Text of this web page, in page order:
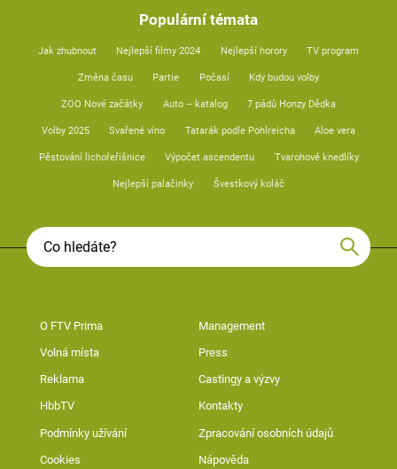
Populární témata
Jak zhubnout Nejlepší filmy 2024 Nejlepší horory TV program
Změna času Partie Počasí Kdy budou volby
ZOO Nové začátky Auto – katalog 7 pádů Honzy Dědka
Volby 2025 Svařené víno Tatarák podle Pohlreicha Aloe vera
Pěstování lichořeřišnice Výpočet ascendentu Tvarohové knedlíky
Nejlepší palačinky Švestkový koláč
O FTV Prima Management
Volná místa Press
Reklama Castingy a výzvy
HbbTV Kontakty
Podmínky užívání Zpracování osobních údajů
Cookies Nápověda